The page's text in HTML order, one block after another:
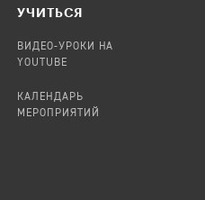
УЧИТЬСЯ
ВИДЕО-УРОКИ НА
YOUTUBE
КАЛЕНДАРЬ
МЕРОПРИЯТИЙ